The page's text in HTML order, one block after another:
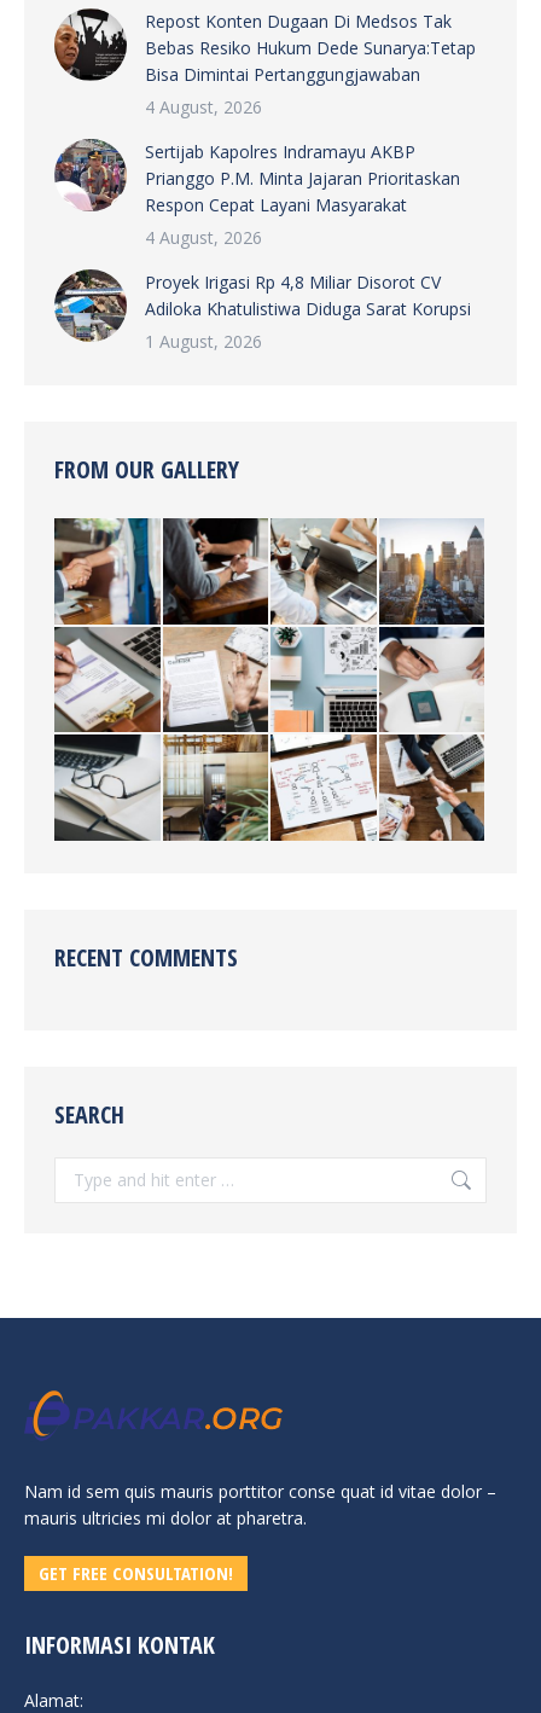
Repost Konten Dugaan Di Medsos Tak
Bebas Resiko Hukum Dede Sunarya:Tetap
Bisa Dimintai Pertanggungjawaban
4 August, 2026
Sertijab Kapolres Indramayu AKBP
Prianggo P.M. Minta Jajaran Prioritaskan
Respon Cepat Layani Masyarakat
4 August, 2026
Proyek Irigasi Rp 4,8 Miliar Disorot CV
Adiloka Khatulistiwa Diduga Sarat Korupsi
1 August, 2026
FROM OUR GALLERY
RECENT COMMENTS
SEARCH
Nam id sem quis mauris porttitor conse quat id vitae dolor –
mauris ultricies mi dolor at pharetra.
GET FREE CONSULTATION!
INFORMASI KONTAK
Alamat: